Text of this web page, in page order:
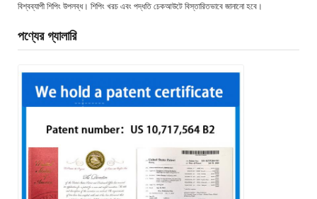
বিশ্বব্যাপী শিপিং উপলব্ধ। শিপিং খরচ এবং পদ্ধতি চেকআউটে বিস্তারিতভাবে জানানো হবে।
পণ্যের গ্যালারি